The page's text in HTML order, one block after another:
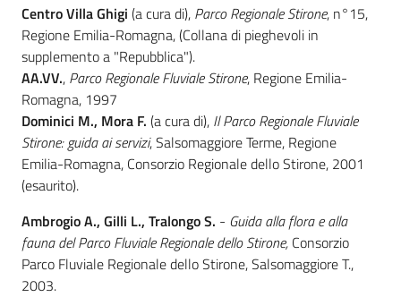
Biodiversità
Consultazione
Seguici
Centro Villa Ghigi (a cura di), Parco Regionale Stirone, n°15,
Regione Emilia-Romagna, (Collana di pieghevoli in
supplemento a "Repubblica").
AA.VV., Parco Regionale Fluviale Stirone, Regione Emilia-
Romagna, 1997
Dominici M., Mora F. (a cura di), Il Parco Regionale Fluviale
Stirone: guida ai servizi, Salsomaggiore Terme, Regione
Emilia-Romagna, Consorzio Regionale dello Stirone, 2001
(esaurito).
Ambrogio A., Gilli L., Tralongo S. - Guida alla flora e alla
fauna del Parco Fluviale Regionale dello Stirone, Consorzio
Parco Fluviale Regionale dello Stirone, Salsomaggiore T.,
2003.